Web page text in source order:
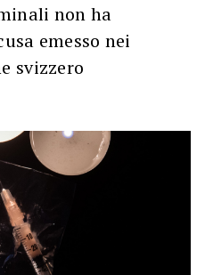
non ha
emesso nei
svizzero